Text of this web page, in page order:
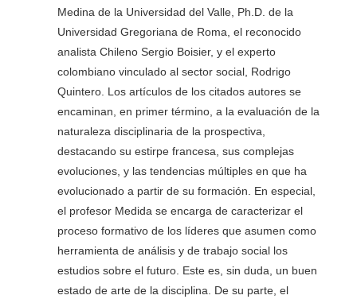
Medina de la Universidad del Valle, Ph.D. de la
Universidad Gregoriana de Roma, el reconocido
analista Chileno Sergio Boisier, y el experto
colombiano vinculado al sector social, Rodrigo
Quintero. Los artículos de los citados autores se
encaminan, en primer término, a la evaluación de la
naturaleza disciplinaria de la prospectiva,
destacando su estirpe francesa, sus complejas
evoluciones, y las tendencias múltiples en que ha
evolucionado a partir de su formación. En especial,
el profesor Medida se encarga de caracterizar el
proceso formativo de los líderes que asumen como
herramienta de análisis y de trabajo social los
estudios sobre el futuro. Este es, sin duda, un buen
estado de arte de la disciplina. De su parte, el